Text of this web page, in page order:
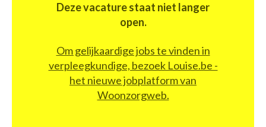
Deze vacature staat niet langer
open.
Om gelijkaardige jobs te vinden in
verpleegkundige, bezoek Louise.be -
het nieuwe jobplatform van
Woonzorgweb.